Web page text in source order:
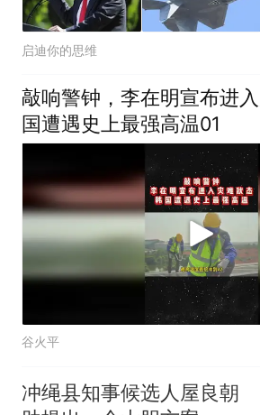
启迪你的思维
敲响警钟，李在明宣布进
国遭遇史上最强高温01
谷火平
冲绳县知事候选人屋良朝